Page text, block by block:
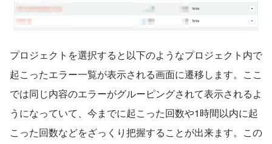
プロジェクトを選択すると以下のようなプロジェクト内で
起こったエラー一覧が表示される画面に遷移します。ここ
では同じ内容のエラーがグルーピングされて表示されるよ
うになっていて、今までに起こった回数や1時間以内に起
こった回数などをざっくり把握することが出来ます。この